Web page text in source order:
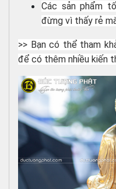
Các sản phẩm
đừng vì thấy rẻ
>> Bạn có thể tham
để có thêm nhiều kiến